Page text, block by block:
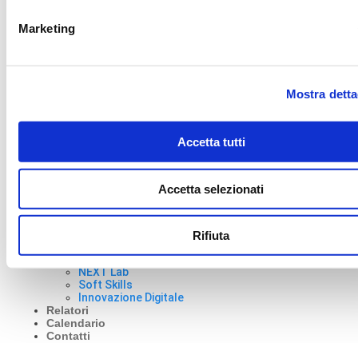
Marketing
Mostra
Accetta tutti
Accetta selezionati
Rifiuta
Informativa Clienti
Formazione
Tutti i percorsi
Master di Formazione
Conversazioni
NEXT Lab
Soft Skills
Innovazione Digitale
Relatori
Calendario
Contatti